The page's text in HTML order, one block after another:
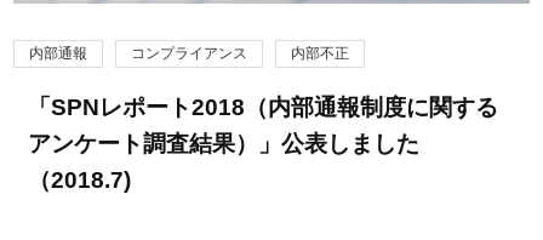
内部通報 コンプライアンス 内部不正
「SPNレポート2018（内部通報制度に関する
アンケート調査結果）」公表しました
（2018.7)